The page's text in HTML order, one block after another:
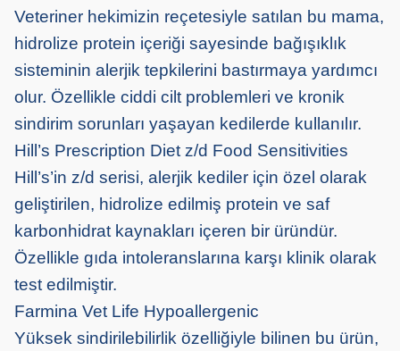
Veteriner hekimizin reçetesiyle satılan bu mama,
hidrolize protein içeriği sayesinde bağışıklık
sisteminin alerjik tepkilerini bastırmaya yardımcı
olur. Özellikle ciddi cilt problemleri ve kronik
sindirim sorunları yaşayan kedilerde kullanılır.
Hill’s Prescription Diet z/d Food Sensitivities
Hill’s’in z/d serisi, alerjik kediler için özel olarak
geliştirilen, hidrolize edilmiş protein ve saf
karbonhidrat kaynakları içeren bir üründür.
Özellikle gıda intoleranslarına karşı klinik olarak
test edilmiştir.
Farmina Vet Life Hypoallergenic
Yüksek sindirilebilirlik özelliğiyle bilinen bu ürün,